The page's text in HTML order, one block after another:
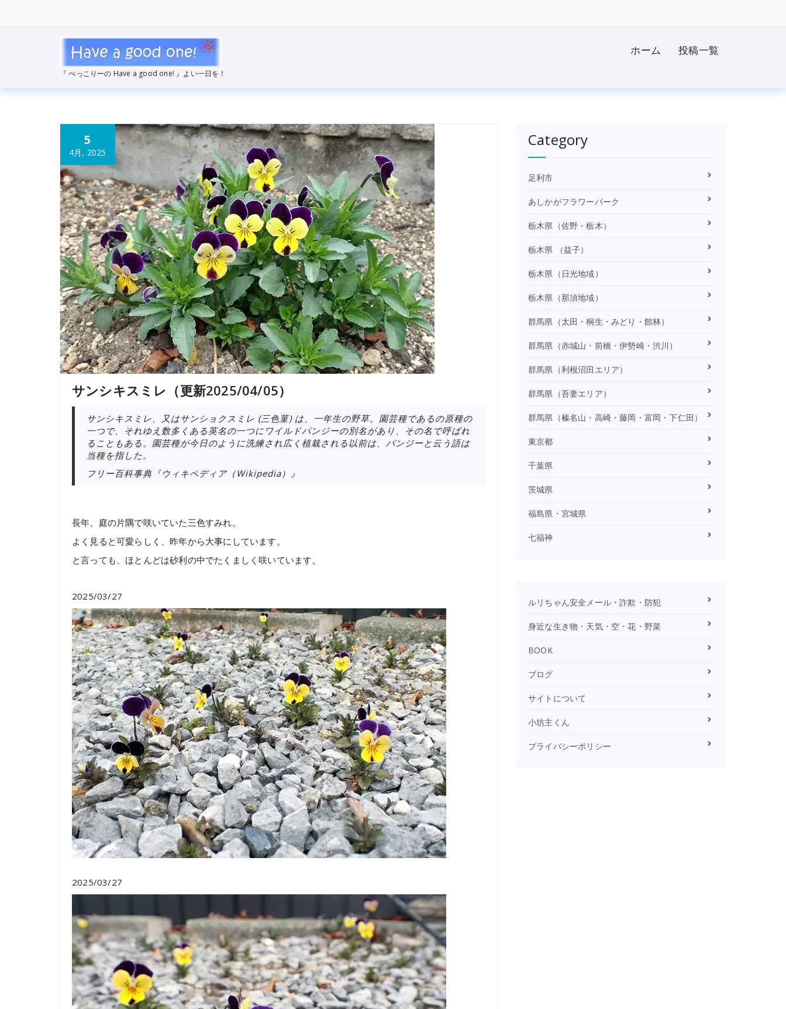
キ
『 ぺっこりーの Have a good one! 』よい一日を！
ホーム 投稿一覧
5
4月, 2025
サンシキスミレ（更新2025/04/05）
サンシキスミレ、又はサンショクスミレ (三色菫) は、一年生の野草。園芸種であるの原種の
一つで、それゆえ数多くある英名の一つにワイルドパンジーの別名があり、その名で呼ばれ
ることもある。園芸種が今日のように洗練され広く植栽される以前は、パンジーと云う語は
当種を指した。
フリー百科事典『ウィキペディア（Wikipedia）』
長年、庭の片隅で咲いていた三色すみれ。
よく見ると可愛らしく、昨年から大事にしています。
と言っても、ほとんどは砂利の中でたくましく咲いています。
2025/03/27
2025/03/27
Category
足利市
あしかがフラワーパーク
栃木県（佐野・栃木）
栃木県 （益子）
栃木県（日光地域）
栃木県（那須地域）
群馬県（太田・桐生・みどり・館林）
群馬県（赤城山・前橋・伊勢崎・渋川）
群馬県（利根沼田エリア）
群馬県（吾妻エリア）
群馬県（榛名山・高崎・藤岡・富岡・下仁田）
東京都
千葉県
茨城県
福島県・宮城県
七福神
ルリちゃん安全メール・詐欺・防犯
身近な生き物・天気・空・花・野菜
BOOK
ブログ
サイトについて
小坊主くん
プライバシーポリシー